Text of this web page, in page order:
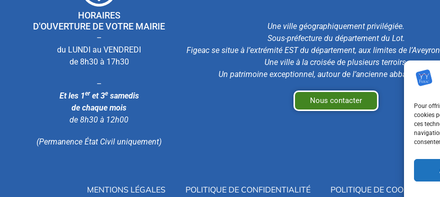
Pour
cookies
ces
HORAIRES
D'OUVERTURE DE VOTRE MAIRIE
–
du LUNDI au VENDREDI
de 8h30 à 17h30
–
Et les 1eret 3esamedis
de chaque mois
de 8h30 à 12h00
(Permanence État Civil uniquement)
Une ville géographiquement privilégiée.
Sous-préfecture du département du Lot.
Figeac se situe à l’extrémité EST du département, aux limites de
Une ville à la croisée de plusieurs terroirs.
Un patrimoine exceptionnel, autour de l’ancienne abbaye
Nous contacter
MENTIONS LÉGALES POLITIQUE DE CONFIDENTIALITÉ POLITIQUE DE COOKIES (UE)